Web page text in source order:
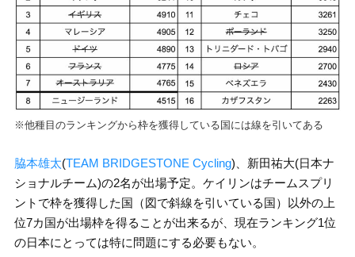
※他種目のランキングから枠を獲得している国には線を引いてある
脇本雄太(TEAM BRIDGESTONE Cycling)、新田祐大(日本ナ
ショナルチーム)の2名が出場予定。ケイリンはチームスプリ
ントで枠を獲得した国（図で斜線を引いている国）以外の上
位7カ国が出場枠を得ることが出来るが、現在ランキング1位
の日本にとっては特に問題にする必要もない。